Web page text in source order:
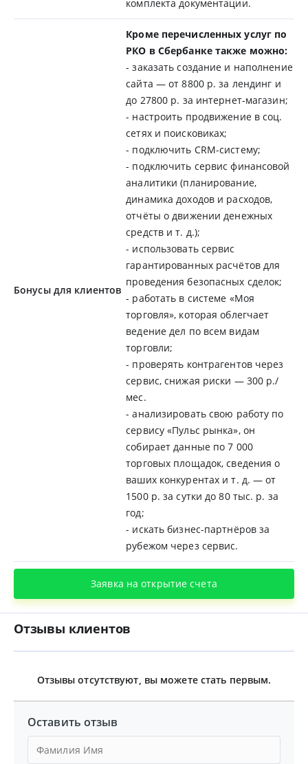
комплекта документации.
Бонусы для клиентов
Кроме перечисленных услуг по
РКО в Сбербанке также можно:
- заказать создание и наполнение
сайта — от 8800 р. за лендинг и
до 27800 р. за интернет-магазин;
- настроить продвижение в соц.
сетях и поисковиках;
- подключить CRM-систему;
- подключить сервис финансовой
аналитики (планирование,
динамика доходов и расходов,
отчёты о движении денежных
средств и т. д.);
- использовать сервис
гарантированных расчётов для
проведения безопасных сделок;
- работать в системе «Моя
торговля», которая облегчает
ведение дел по всем видам
торговли;
- проверять контрагентов через
сервис, снижая риски — 300 р./
мес.
- анализировать свою работу по
сервису «Пульс рынка», он
собирает данные по 7 000
торговых площадок, сведения о
ваших конкурентах и т. д. — от
1500 р. за сутки до 80 тыс. р. за
год;
- искать бизнес-партнёров за
рубежом через сервис.
Заявка на открытие счета
Отзывы клиентов
Отзывы отсутствуют, вы можете стать первым.
Оставить отзыв